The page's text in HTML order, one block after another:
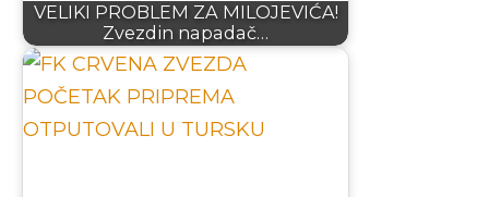
VELIKI PROBLEM ZA MILOJEVIĆA!
Zvezdin napadač…